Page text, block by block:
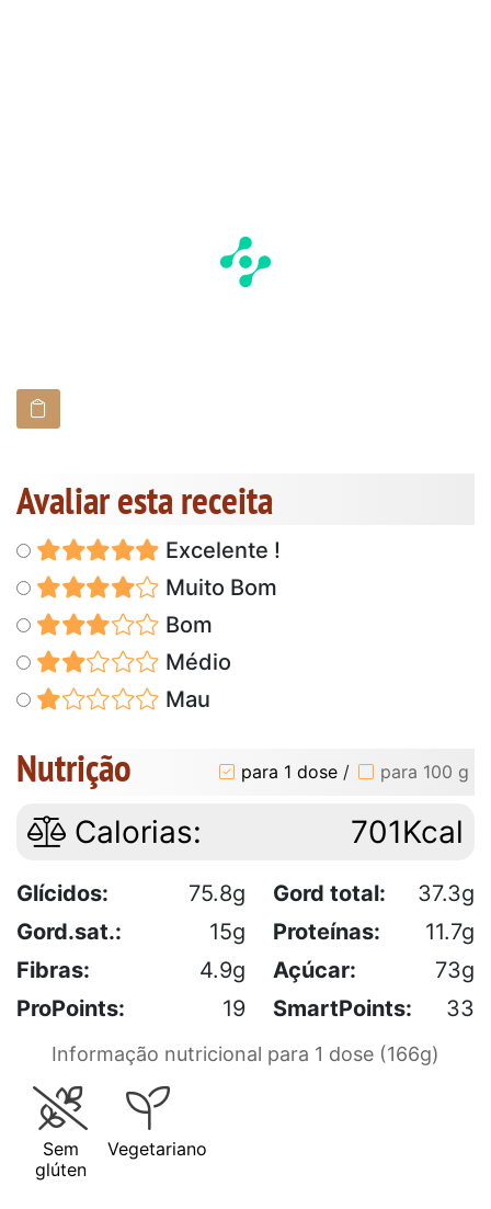
Avaliar esta receita
Excelente !
Muito Bom
Bom
Médio
Mau
Nutrição para 1 dose / para 100 g
Calorias: 701Kcal
Glícidos: 75.8g Gord total:
37.3g
Gord.sat.:
15g Proteínas:
11.7g
Fibras:
4.9g Açúcar:
73g
ProPoints:
19 SmartPoints: 33
Informação nutricional para 1 dose (166g)
Sem
glúten
Vegetariano